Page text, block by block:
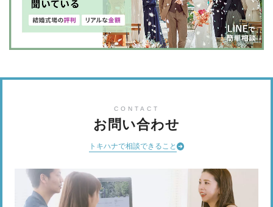
CONTACT
お問い合わせ
トキハナで相談できること